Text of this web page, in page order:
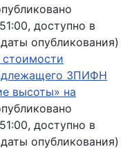
доступно в
опубликования)
ЗПИФН
высоты» на
доступно в
опубликования)